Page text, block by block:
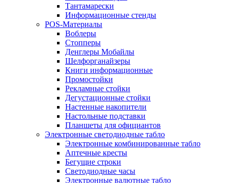
Тантамарески
Информационные стенды
POS-Материалы
Воблеры
Стопперы
Денглеры Мобайлы
Шелфорганайзеры
Книги информационные
Промостойки
Рекламные стойки
Дегустационные стойки
Настенные накопители
Настольные подставки
Планшеты для официантов
Электронные светодиодные табло
Электронные комбинированные табло
Аптечные кресты
Бегущие строки
Светодиодные часы
Электронные валютные табло